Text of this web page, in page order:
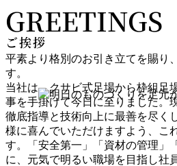
GREETINGS
ご挨拶
平素より格別のお引き立てを賜り
す。
当社は、クサビ式足場から枠組足
事を手掛けて今日に至りました。
徹底指導と技術向上に最善を尽く
様に喜んでいただけますよう、こ
す。「安全第一」「資材の管理」
に、元気で明るい職場を目指し社